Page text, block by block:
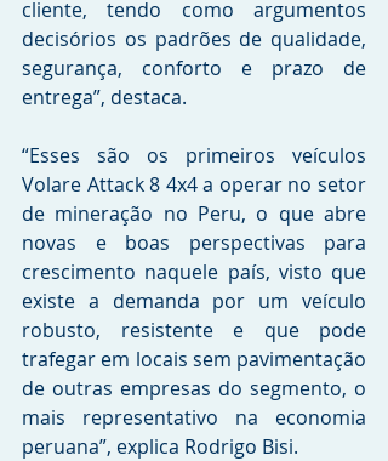
cliente, tendo como argumentos
decisórios os padrões de qualidade,
segurança, conforto e prazo de
entrega”, destaca.
“Esses são os primeiros veículos
Volare Attack 8 4x4 a operar no setor
de mineração no Peru, o que abre
novas e boas perspectivas para
crescimento naquele país, visto que
existe a demanda por um veículo
robusto, resistente e que pode
trafegar em locais sem pavimentação
de outras empresas do segmento, o
mais representativo na economia
peruana”, explica Rodrigo Bisi.